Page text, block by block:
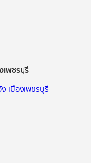
พชรบุรี